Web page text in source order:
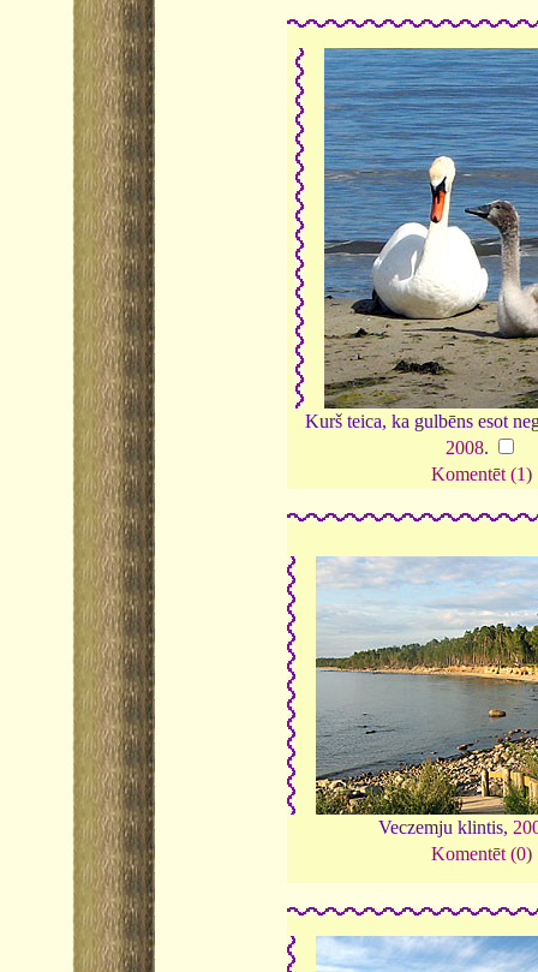
Kurš teica, ka gulbēns esot
2008.
Komentēt (1)
Veczemju klintis,
Komentēt (0)